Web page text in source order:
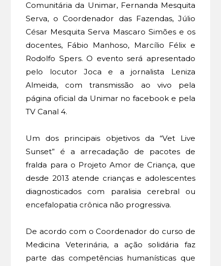
Comunitária da Unimar, Fernanda Mesquita
Serva, o Coordenador das Fazendas, Júlio
César Mesquita Serva Mascaro Simões e os
docentes, Fábio Manhoso, Marcílio Félix e
Rodolfo Spers. O evento será apresentado
pelo locutor Joca e a jornalista Leniza
Almeida, com transmissão ao vivo pela
página oficial da Unimar no facebook e pela
TV Canal 4.
Um dos principais objetivos da “Vet Live
Sunset” é a arrecadação de pacotes de
fralda para o Projeto Amor de Criança, que
desde 2013 atende crianças e adolescentes
diagnosticados com paralisia cerebral ou
encefalopatia crônica não progressiva.
De acordo com o Coordenador do curso de
Medicina Veterinária, a ação solidária faz
parte das competências humanísticas que